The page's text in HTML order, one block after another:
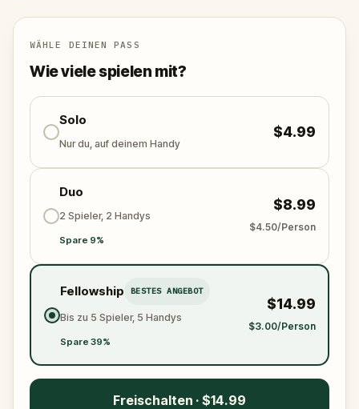
WÄHLE DEINEN PASS
Wie viele spielen mit?
Solo
Nur du, auf deinem Handy
$4.99
Duo
2 Spieler, 2 Handys
Spare 9%
$8.99
$4.50/Person
Fellowship BESTES ANGEBOT
Bis zu 5 Spieler, 5 Handys
Spare 39%
$14.99
$3.00/Person
Freischalten · $14.99